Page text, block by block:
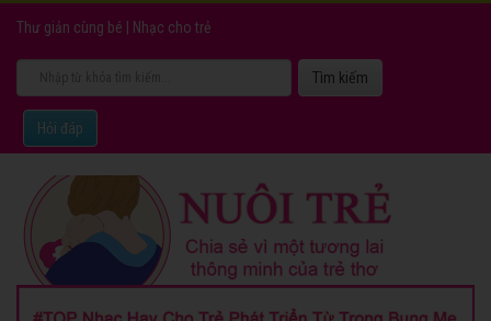
Thư giản cùng bé Nhạc cho trẻ
Hỏi đáp